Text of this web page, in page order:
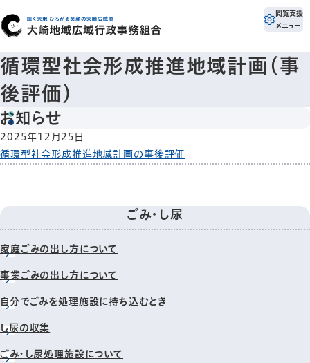
閲覧支援
メニュー
循環型社会形成推進地域計画（事
後評価）
お知らせ
2025年12月25日
循環型社会形成推進地域計画の事後評価
ごみ・し尿
家庭ごみの出し方について
事業ごみの出し方について
自分でごみを処理施設に持ち込むとき
し尿の収集
ごみ・し尿処理施設について